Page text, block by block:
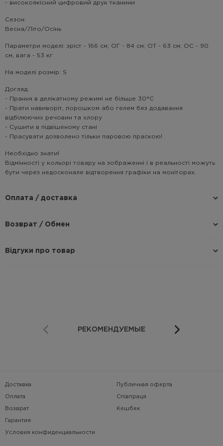
- високоякісний цифровий друк тканини
Cезон:
Весна/Літо/Осінь
Параметри моделі: зріст - 166 см; ОГ - 84 см; ОТ - 63 см; ОС - 90
см, вага - 53 кг
На моделі розмір: S
Догляд:
- Прання в делікатному режимі не більше 30°C
- Прати навиворіт, порошком або гелем без додавання
відбілюючих речовин та хлору
- Сушити в підвішеному стані
- Прасувати дозволено тільки паровою праскою!
Необхідно знати!
Відмінності у кольорі товару на зображенні і в реальності можуть
бути через недосконале відтворення графіки на моніторах.
Оплата / доставка
Возврат / Обмен
Відгуки про товар
РЕКОМЕНДУЕМЫЕ
Доставка
Оплата
Возврат
Гарантия
Условия конфиденциальности
Публичная оферта
Співпраця
Кешбек